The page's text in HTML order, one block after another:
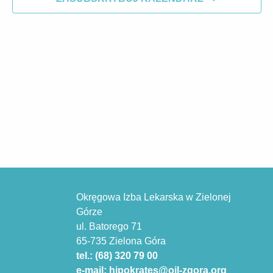
Okręgowa Izba Lekarska w Zielonej
Górze
ul. Batorego 71
65-735 Zielona Góra
tel.: (68) 320 79 00
e-mail: hipokrates@oil-zgora.org